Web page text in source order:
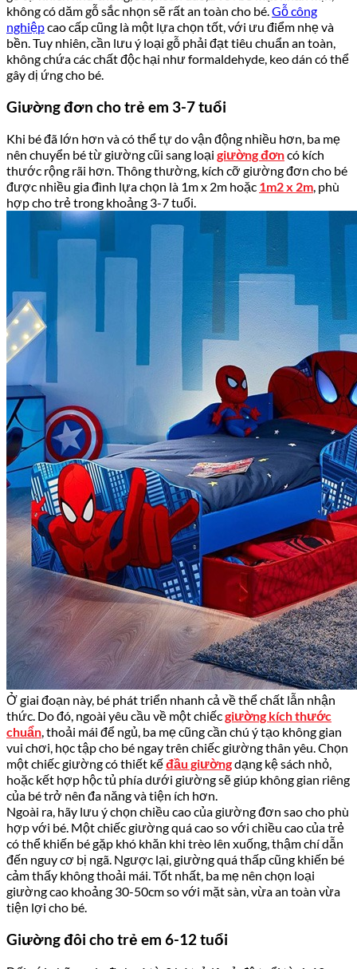
không có dăm gỗ sắc nhọn sẽ rất an toàn cho bé. Gỗ công
nghiệpcao cấp cũng là một lựa chọn tốt, với ưu điểm nhẹ và
bền. Tuy nhiên, cần lưu ý loại gỗ phải đạt tiêu chuẩn an toàn,
không chứa các chất độc hại như formaldehyde, keo dán có thể
gây dị ứng cho bé.
Giường đơn cho trẻ em 3-7 tuổi
Khi bé đã lớn hơn và có thể tự do vận động nhiều hơn, ba mẹ
nên chuyển bé từ giường cũi sang loại giường đơncó kích
thước rộng rãi hơn. Thông thường, kích cỡ giường đơn cho bé
được nhiều gia đình lựa chọn là 1m x 2m hoặc 1m2 x 2m, phù
hợp cho trẻ trong khoảng 3-7 tuổi.
Ở giai đoạn này, bé phát triển nhanh cả về thể chất lẫn nhận
thức. Do đó, ngoài yêu cầu về một chiếcgiường kích thước
chuẩn, thoải mái để ngủ, ba mẹ cũng cần chú ý tạo không gian
vui chơi, học tập cho bé ngay trên chiếc giường thân yêu. Chọn
một chiếc giường có thiết kếđầu giườngdạng kệ sách nhỏ,
hoặc kết hợp hộc tủ phía dưới giường sẽ giúp không gian riêng
của bé trở nên đa năng và tiện ích hơn.
Ngoài ra, hãy lưu ý chọn chiều cao của giường đơn sao cho phù
hợp với bé. Một chiếc giường quá cao so với chiều cao của trẻ
có thể khiến bé gặp khó khăn khi trèo lên xuống, thậm chí dẫn
đến nguy cơ bị ngã. Ngược lại, giường quá thấp cũng khiến bé
cảm thấy không thoải mái. Tốt nhất, ba mẹ nên chọn loại
giường cao khoảng 30-50cm so với mặt sàn, vừa an toàn vừa
tiện lợi cho bé.
Giường đôi cho trẻ em 6-12 tuổi